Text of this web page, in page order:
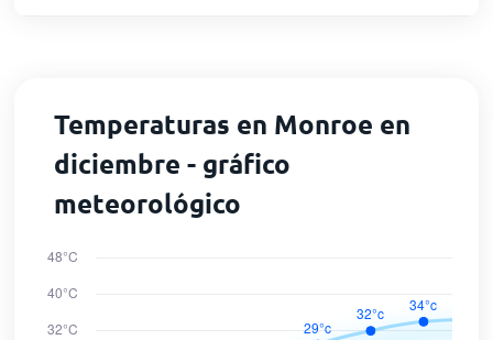
Temperaturas en Monroe en
diciembre - gráfico
meteorológico